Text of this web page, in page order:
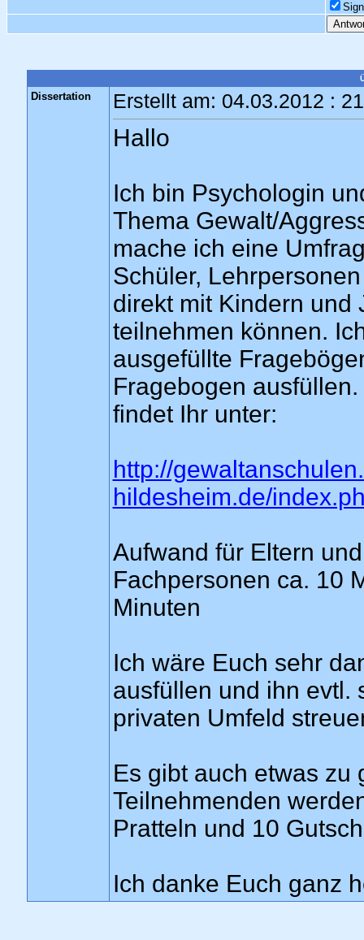
Dissertation Erstellt am: 04.03.2012 :
Hallo
Ich bin Psychologin
Thema Gewalt/
mache ich eine
Schüler,
direkt mit Kindern und
teilnehmen können.
ausgefüllte
Fragebogen
findet Ihr unter:
http://
hildesheim.de/
Aufwand für Eltern
Fachpersonen ca. 10
Minuten
Ich wäre Euch sehr
ausfüllen und ihn evtl.
privaten Umfeld
Es gibt auch etwas zu
Teilnehmenden
Pratteln und 10
Ich danke Euch ganz